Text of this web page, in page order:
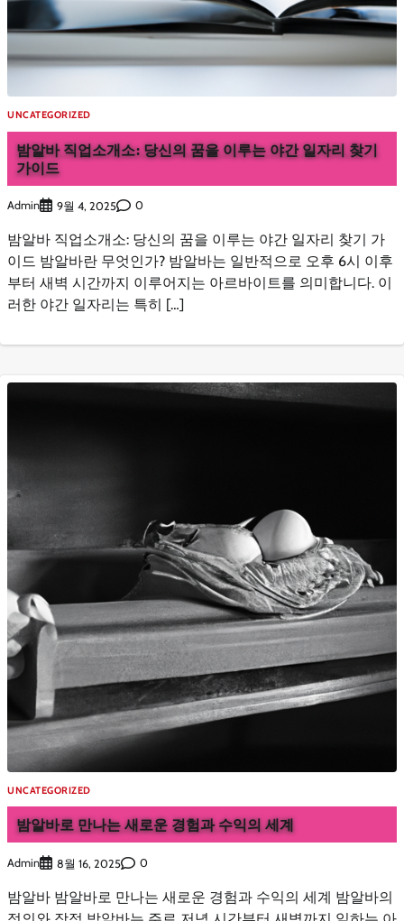
UNCATEGORIZED
밤알바 직업소개소: 당신의 꿈을 이루는 야간 일자리 찾기
가이드
Admin 9월 4, 2025 0
밤알바 직업소개소: 당신의 꿈을 이루는 야간 일자리 찾기 가
이드 밤알바란 무엇인가? 밤알바는 일반적으로 오후 6시 이후
부터 새벽 시간까지 이루어지는 아르바이트를 의미합니다. 이
러한 야간 일자리는 특히 […]
UNCATEGORIZED
밤알바로 만나는 새로운 경험과 수익의 세계
Admin 8월 16, 2025 0
밤알바 밤알바로 만나는 새로운 경험과 수익의 세계 밤알바의